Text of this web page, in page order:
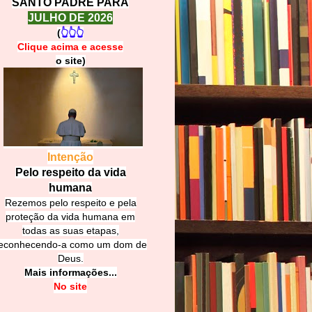
SANTO PADRE PARA
JULHO DE 2026
(👆👆👆
Clique acima e acesse
o site)
Intenção
Pelo respeito da vida
humana
Rezemos pelo respeito e pela
proteção da vida humana em
todas as suas etapas,
a como um dom de
Deus.
Mais informações...
No site